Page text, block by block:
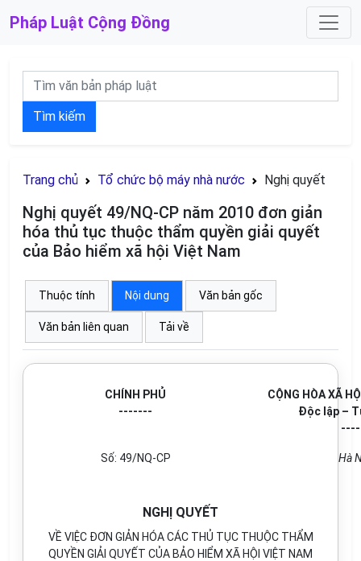
Pháp Luật Cộng Đồng
Tìm kiếm
Trang chủ Tổ chức bộ máy nhà nước Nghị quyết
Nghị quyết 49/NQ-CP năm 2010 đơn giản
hóa thủ tục thuộc thẩm quyền giải quyết
của Bảo hiểm xã hội Việt Nam
Thuộc tính Nội dung Văn bản gốc
Văn bản liên quan Tải về
CHÍNH PHỦ
-------
CỘNG HÒA XÃ
Độc lập –
Số: 49/NQ-CP Hà
NGHỊ QUYẾT
VỀ VIỆC ĐƠN GIẢN HÓA CÁC THỦ TỤC THUỘC THẨM
QUYỀN GIẢI QUYẾT CỦA BẢO HIỂM XÃ HỘI VIỆT NAM